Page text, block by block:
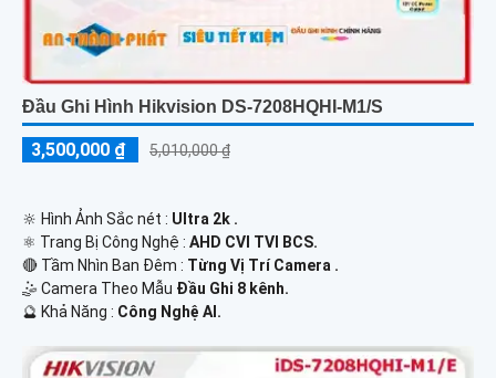
Đầu Ghi Hình Hikvision DS-7208HQHI-M1/S
3,500,000 ₫ 5,010,000 ₫
🔆 Hình Ảnh Sắc nét : Ultra 2k .
⚛️ Trang Bị Công Nghệ : AHD CVI TVI BCS.
🔴 Tầm Nhìn Ban Đêm : Từng Vị Trí Camera .
🤹 Camera Theo Mẫu Đầu Ghi 8 kênh.
️🔮 Khả Năng : Công Nghệ AI.